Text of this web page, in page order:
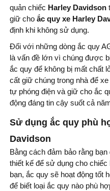
quản chiếc Harley Davidson
giữ cho ắc quy xe Harley
định khi không sử dụng.
Đối với những dòng ắc quy
là vấn đề lớn vì chúng được
ắc quy để không bị mất chất
cất giữ chúng trong nhà để
tự phóng điện và giữ cho ắc
động đáng tin cậy suốt cả
Sử dụng ắc quy phù
Davidson
Bằng cách đảm bảo rằng
thiết kế để sử dụng cho chiếc
bạn, ắc quy sẽ hoạt động tốt
để biết loại ắc quy nào phù